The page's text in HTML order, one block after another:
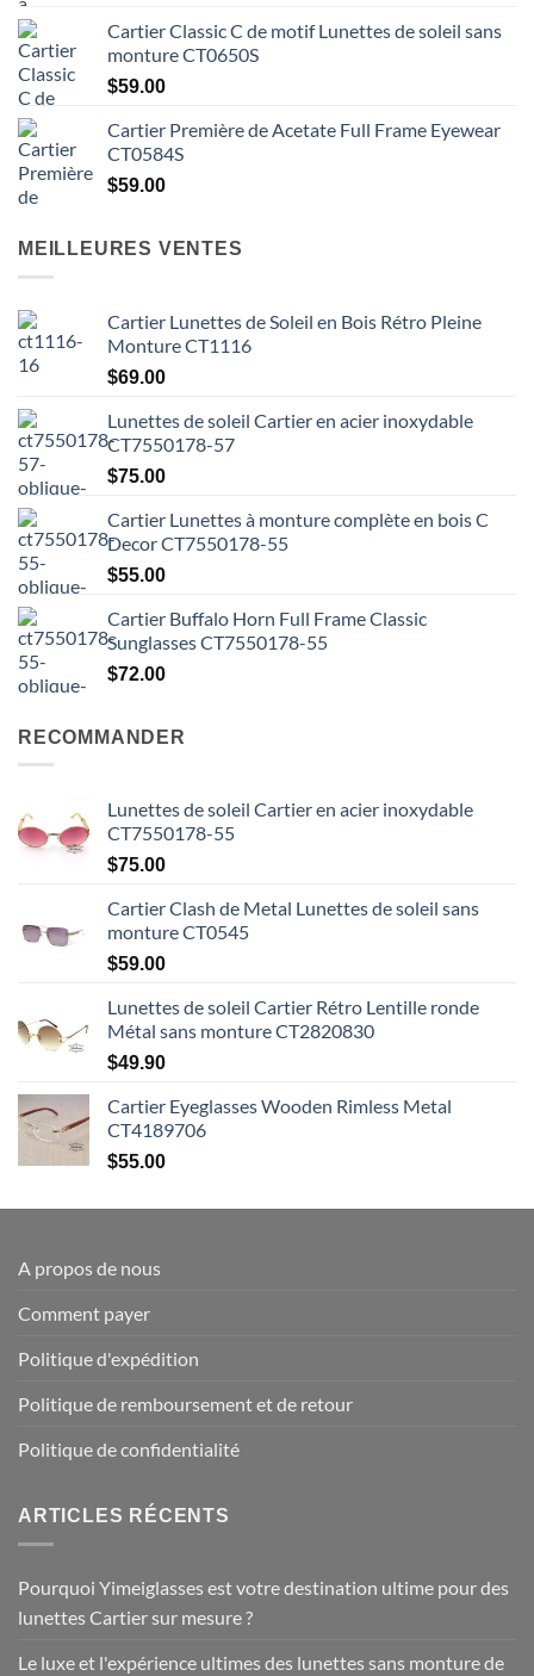
prix
:
$59.00
Cartier Classic C de motif Lunettes de soleil sans
monture CT0650S
$59.00
Cartier Première de Acetate Full Frame Eyewear
CT0584S
$59.00
MEILLEURES VENTES
Cartier Lunettes de Soleil en Bois Rétro Pleine
Monture CT1116
$69.00
Lunettes de soleil Cartier en acier inoxydable
CT7550178-57
$75.00
Cartier Lunettes à monture complète en bois C
Decor CT7550178-55
$55.00
Cartier Buffalo Horn Full Frame Classic
Sunglasses CT7550178-55
$72.00
RECOMMANDER
Lunettes de soleil Cartier en acier inoxydable
CT7550178-55
$75.00
Cartier Clash de Metal Lunettes de soleil sans
monture CT0545
$59.00
Lunettes de soleil Cartier Rétro Lentille ronde
Métal sans monture CT2820830
$49.90
Cartier Eyeglasses Wooden Rimless Metal
CT4189706
$55.00
A propos de nous
Comment payer
Politique d'expédition
Politique de remboursement et de retour
Politique de confidentialité
ARTICLES RÉCENTS
Pourquoi Yimeiglasses est votre destination ultime pour des
lunettes Cartier sur mesure ?
Le luxe et l'expérience ultimes des lunettes sans monture de